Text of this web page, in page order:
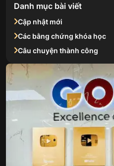
Danh mục bài viết
Cập nhật mới
Các bằng chứng khóa học
Câu chuyện thành công